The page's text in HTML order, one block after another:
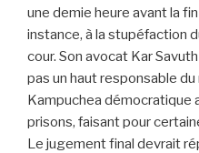
une demie heure avant la
instance, à la stupéfaction
cour. Son avocat Kar
pas un haut responsable
Kampuchea démocratique
prisons, faisant pour
Le jugement final devrait